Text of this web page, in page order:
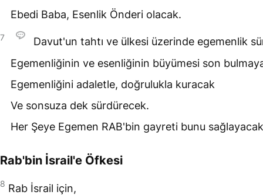
Ebedi Baba, Esenlik Önderi olacak.
7
Davut'un tahtı ve ülkesi üzerinde egemenlik
Egemenliğinin ve esenliğinin büyümesi son
Egemenliğini adaletle, doğrulukla kuracak
Ve sonsuza dek sürdürecek.
Her Şeye Egemen RAB'bin gayreti bunu
Rab'bin İsrail'e Öfkesi
8 Rab İsrail için,